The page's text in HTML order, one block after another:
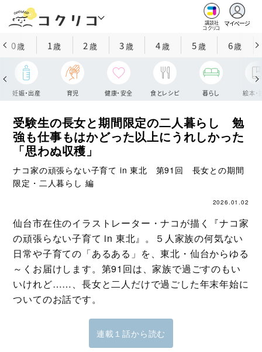
講談社
コクリコ
マイページ
0歳 1歳 2 歳 3歳 4歳 5歳 6歳
妊娠・出産 育児 健康・安全 食とレシピ 暮らし 絵本・
受験生の長女と期間限定の二人暮らし 勉
強も仕事もはかどった以上にうれしかった
「思わぬ収穫」
ナコ家の頑張らない子育て in 東北 第91回 長女との期間
限定・二人暮らし 編
2026.01.02
仙台市在住のイラストレーター・ナコが描く『ナコ家
の頑張らない子育て in 東北』。５人家族の何気ない
日常や子育ての「あるある」を、東北・仙台からゆる
～くお届けします。第91回は、家族で過ごすのもい
いけれど……、長女と二人だけで過ごした年末年始に
ついてのお話です。
連載１話から読む